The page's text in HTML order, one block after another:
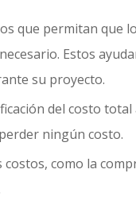
que permitan que
Estos
su proyecto.
del costo
ningún costo.
como la